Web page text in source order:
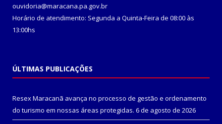
ouvidoria@maracana.pa.gov.br
Horário de atendimento: Segunda a Quinta-Feira de 08:00 às
13:00hs
ÚLTIMAS PUBLICAÇÕES
Resex Maracanã avança no processo de gestão e ordenamento
do turismo em nossas áreas protegidas. 6 de agosto de 2026